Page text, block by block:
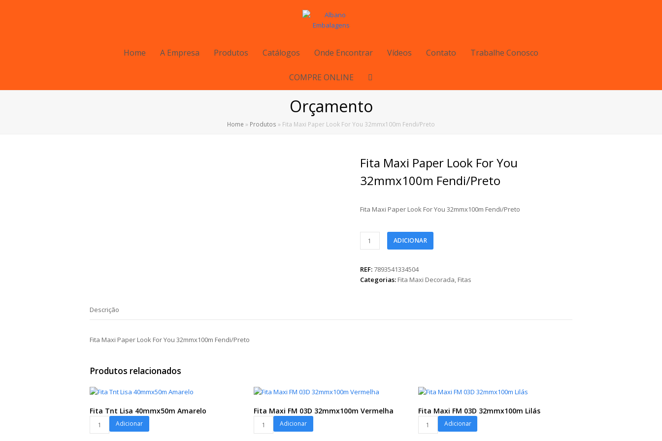
Home A Empresa Produtos Catálogos Onde Encontrar Vídeos Contato Trabalhe Conosco
COMPRE ONLINE
Orçamento
Home » Produtos » Fita Maxi Paper Look For You 32mmx100m Fendi/Preto
Fita Maxi Paper Look For You
32mmx100m Fendi/Preto
Fita Maxi Paper Look For You 32mmx100m Fendi/Preto
Look
For
ADICIONAR
REF:7893541334504
Categorias: Fita Maxi Decorada, Fitas
Descrição
Fita Maxi Paper Look For You 32mmx100m Fendi/Preto
Produtos relacionados
Fita Tnt Lisa 40mmx50m Amarelo
Adicionar
Fita Maxi FM 03D 32mmx100m Vermelha
Adicionar
Fita Maxi FM 03D 32mmx100m Lilás
Adicionar